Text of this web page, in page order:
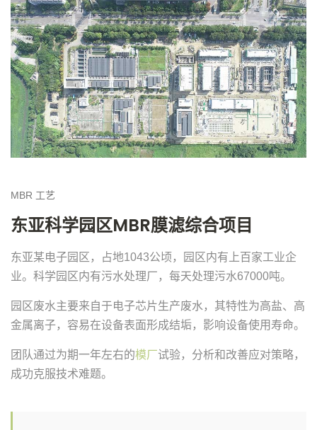
MBR 工艺
东亚科学园区MBR膜滤综合项目
东亚某电子园区，占地1043公顷，园区内有上百家工业企
业。科学园区内有污水处理厂，每天处理污水67000吨。
园区废水主要来自于电子芯片生产废水，其特性为高盐、高
金属离子，容易在设备表面形成结垢，影响设备使用寿命。
团队通过为期一年左右的模厂试验，分析和改善应对策略，
成功克服技术难题。